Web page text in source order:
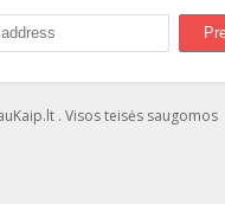
. Visos teisės saugomos